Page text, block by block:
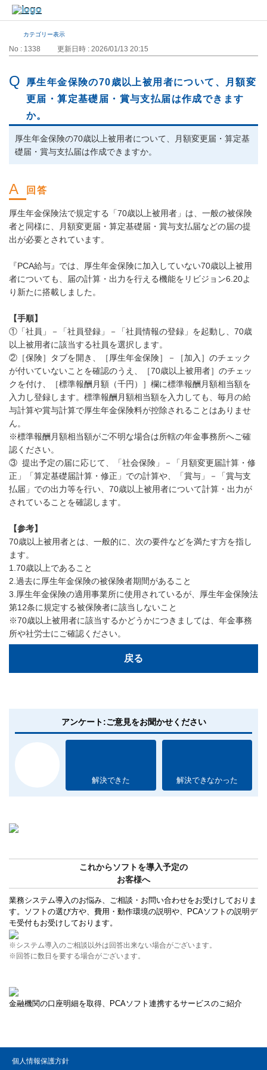
カテゴリー表示
No : 1338 更新日時 : 2026/01/13 20:15
厚生年金保険の70歳以上被用者について、月額変
更届・算定基礎届・賞与支払届は作成できます
か。
厚生年金保険の70歳以上被用者について、月額変更届・算定基
礎届・賞与支払届は作成できますか。
厚生年金保険法で規定する「70歳以上被用者」は、一般の被保険
者と同様に、月額変更届・算定基礎届・賞与支払届などの届の提
出が必要とされています。
『PCA給与』では、厚生年金保険に加入していない70歳以上被用
者についても、届の計算・出力を行える機能をリビジョン6.20よ
り新たに搭載しました。
【手順】
①「社員」－「社員登録」－「社員情報の登録」を起動し、70歳
以上被用者に該当する社員を選択します。
②［保険］タブを開き、［厚生年金保険］－［加入］のチェック
が付いていないことを確認のうえ、［70歳以上被用者］のチェッ
クを付け、［標準報酬月額（千円）］欄に標準報酬月額相当額を
入力し登録します。標準報酬月額相当額を入力しても、毎月の給
与計算や賞与計算で厚生年金保険料が控除されることはありませ
ん。
※標準報酬月額相当額がご不明な場合は所轄の年金事務所へご確
認ください。
③ 提出予定の届に応じて、「社会保険」－「月額変更届計算・修
正」「算定基礎届計算・修正」での計算や、「賞与」－「賞与支
払届」での出力等を行い、70歳以上被用者について計算・出力が
されていることを確認します。
【参考】
70歳以上被用者とは、一般的に、次の要件などを満たす方を指し
ます。
1.70歳以上であること
2.過去に厚生年金保険の被保険者期間があること
3.厚生年金保険の適用事業所に使用されているが、厚生年金保険法
第12条に規定する被保険者に該当しないこと
※70歳以上被用者に該当するかどうかにつきましては、年金事務
所や社労士にご確認ください。
戻る
アンケート:ご意見をお聞かせください
解決できた 解決できなかった
これからソフトを導入予定の
お客様へ
業務システム導入のお悩み、ご相談・お問い合わせをお受けしておりま
す。ソフトの選び方や、費用・動作環境の説明や、PCAソフトの説明デ
モ受付もお受けしております。
※システム導入のご相談以外は回答出来ない場合がございます。
※回答に数日を要する場合がございます。
金融機関の口座明細を取得、PCAソフト連携するサービスのご紹介
個人情報保護方針